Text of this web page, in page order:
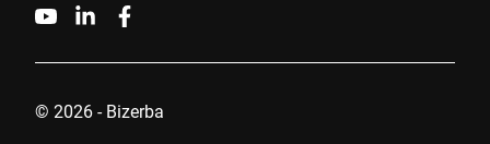
Vaše zpráva *
© 2026 - Bizerba